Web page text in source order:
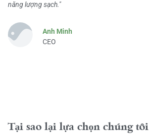
năng lượng sạch."
Anh Minh
CEO
Tại sao lại lựa chọn chúng tôi